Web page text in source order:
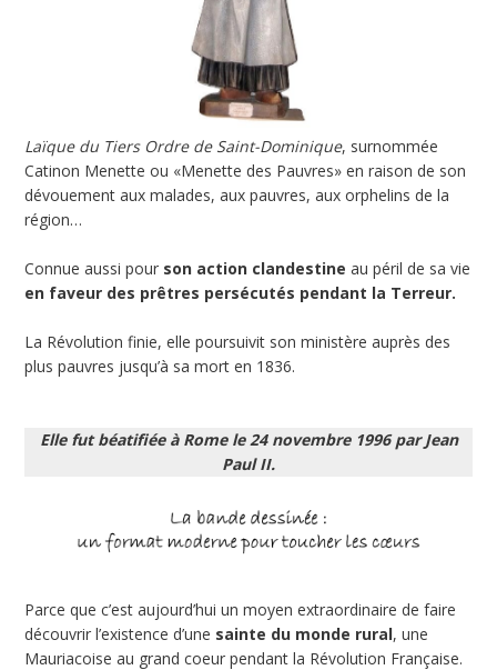
Laïque du Tiers Ordre de Saint-Dominique, surnommée
Catinon Menette ou «Menette des Pauvres» en raison de son
dévouement aux malades, aux pauvres, aux orphelins de la
région…
Connue aussi pour son action clandestine au péril de sa vie
en faveur des prêtres persécutés pendant la Terreur.
La Révolution finie, elle poursuivit son ministère auprès des
plus pauvres jusqu’à sa mort en 1836.
Elle fut béatifiée à Rome le 24 novembre 1996 par Jean
Paul II.
Parce que c’est aujourd’hui un moyen extraordinaire de faire
découvrir l’existence d’une sainte du monde rural, une
Mauriacoise au grand coeur pendant la Révolution Française.